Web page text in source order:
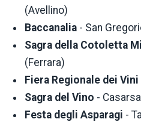
(Avellino)
Baccanalia - San
Sagra della Cotoletta
(Ferrara)
Fiera Regionale dei Vini
Sagra del Vino -
Festa degli Asparagi -